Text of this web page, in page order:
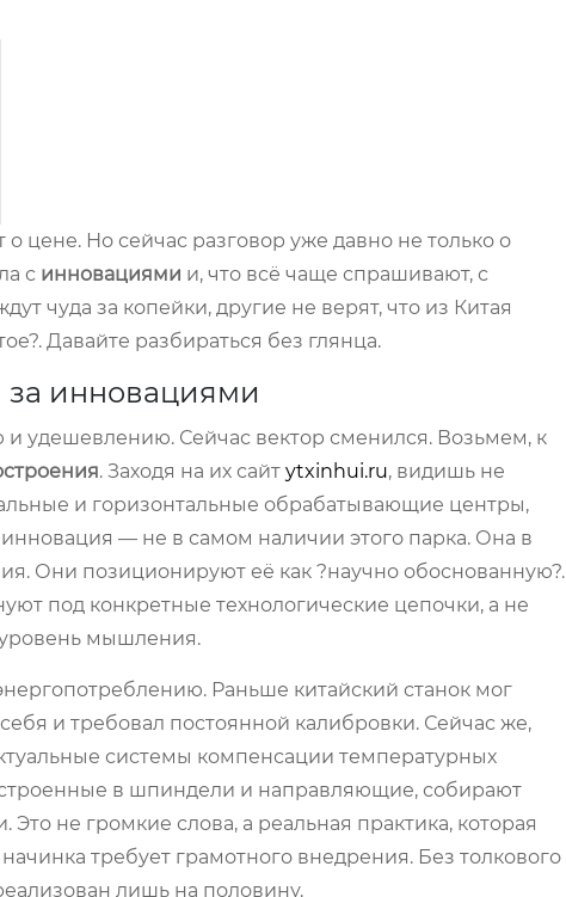
цене. Но сейчас разговор уже давно не только о
с инновациями и, что всё чаще спрашивают, с
чуда за копейки, другие не верят, что из Китая
Давайте разбираться без глянца.
за инновациями
удешевлению. Сейчас вектор сменился. Возьмем, к
. Заходя на их сайт ytxinhui.ru, видишь не
и горизонтальные обрабатывающие центры,
— не в самом наличии этого парка. Она в
Они позиционируют её как ?научно обоснованную?.
под конкретные технологические цепочки, а не
уровень мышления.
Раньше китайский станок мог
и требовал постоянной калибровки. Сейчас же,
системы компенсации температурных
в шпиндели и направляющие, собирают
не громкие слова, а реальная практика, которая
требует грамотного внедрения. Без толкового
лишь на половину.